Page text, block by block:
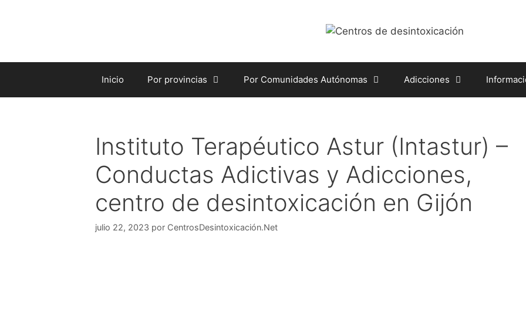
Inicio Por provincias Por Comunidades Autónomas Adicciones
Instituto Terapéutico Astur (Intastur) –
Conductas Adictivas y Adicciones,
centro de desintoxicación en Gijón
julio 22, 2023 por CentrosDesintoxicación.Net